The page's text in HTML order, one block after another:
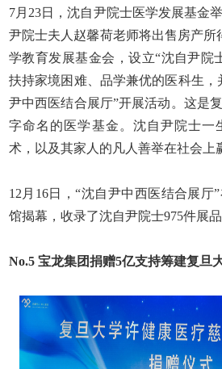
7月 23日，沈自尹院士医学发展基金
尹院士夫人赵馨荷老师将出售房产所
学教育发展基金会，设立“沈自尹院
扶持家境困难、品学兼优的医科生，
尹中西医结合展厅”开展活动。这是
字命名的医学基金。沈自尹院士一
术，以及其家人的凡人善举在社会上
12 月 16日，“沈自尹中西医结合展厅
馆揭幕，收录了沈自尹院士975件展品
No.5 宝龙集团捐赠5亿支持筹建复旦